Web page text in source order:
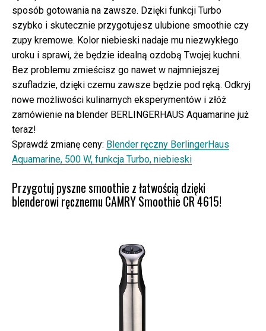
sposób gotowania na zawsze. Dzięki funkcji Turbo
szybko i skutecznie przygotujesz ulubione smoothie czy
zupy kremowe. Kolor niebieski nadaje mu niezwykłego
uroku i sprawi, że będzie idealną ozdobą Twojej kuchni.
Bez problemu zmieścisz go nawet w najmniejszej
szufladzie, dzięki czemu zawsze będzie pod ręką. Odkryj
nowe możliwości kulinarnych eksperymentów i złóż
zamówienie na blender BERLINGERHAUS Aquamarine już
teraz!
Sprawdź zmianę ceny: Blender ręczny BerlingerHaus
Aquamarine, 500 W, funkcja Turbo, niebieski
Przygotuj pyszne smoothie z łatwością dzięki
blenderowi ręcznemu CAMRY Smoothie CR 4615!